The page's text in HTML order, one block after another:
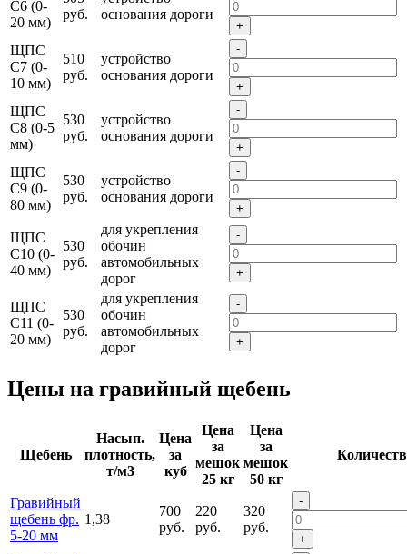
С6 (0-
20 мм)
руб.
основания дороги
+
ЩПС
С7 (0-
10 мм)
510
руб.
устройство
основания дороги
-
+
ЩПС
С8 (0-5
мм)
530
руб.
устройство
основания дороги
-
+
ЩПС
С9 (0-
80 мм)
530
руб.
устройство
основания дороги
-
+
ЩПС
С10 (0-
40 мм)
530
руб.
для укрепления
обочин
автомобильных
дорог
-
+
ЩПС
С11 (0-
20 мм)
530
руб.
для укрепления
обочин
автомобильных
дорог
-
+
Цены на гравийный щебень
Щебень
Насып.
плотность,
т/м3
Цена
за
куб
Цена
за
мешок
25 кг
Цена
за
мешок
50 кг
Гравийный
щебень фр.
5-20 мм
1,38
700
руб.
220
руб.
320
руб.
-
+